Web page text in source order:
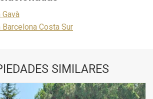
Costa Sur
SIMILARES